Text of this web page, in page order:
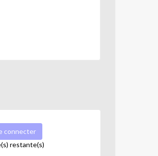
connecter
restante(s)